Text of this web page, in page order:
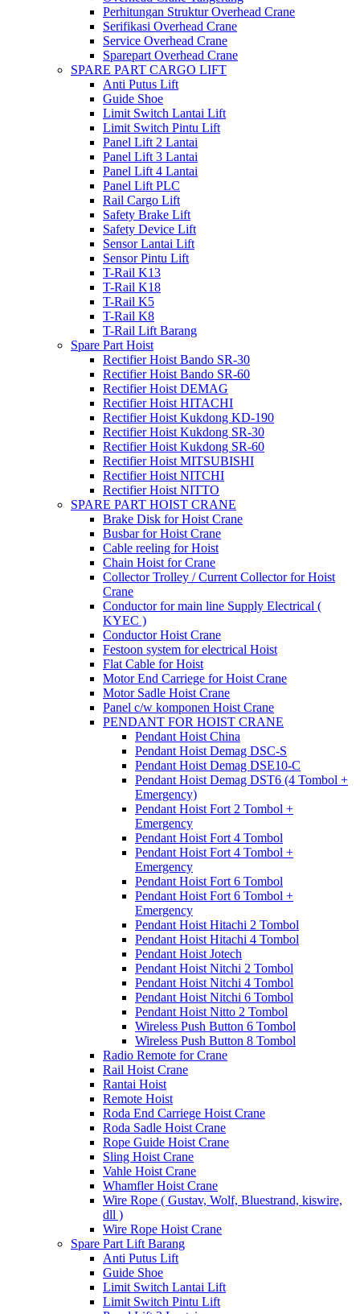
Perhitungan Struktur Overhead Crane
Serifikasi Overhead Crane
Service Overhead Crane
Sparepart Overhead Crane
SPARE PART CARGO LIFT
Anti Putus Lift
Guide Shoe
Limit Switch Lantai Lift
Limit Switch Pintu Lift
Panel Lift 2 Lantai
Panel Lift 3 Lantai
Panel Lift 4 Lantai
Panel Lift PLC
Rail Cargo Lift
Safety Brake Lift
Safety Device Lift
Sensor Lantai Lift
Sensor Pintu Lift
T-Rail K13
T-Rail K18
T-Rail K5
T-Rail K8
T-Rail Lift Barang
Spare Part Hoist
Rectifier Hoist Bando SR-30
Rectifier Hoist Bando SR-60
Rectifier Hoist DEMAG
Rectifier Hoist HITACHI
Rectifier Hoist Kukdong KD-190
Rectifier Hoist Kukdong SR-30
Rectifier Hoist Kukdong SR-60
Rectifier Hoist MITSUBISHI
Rectifier Hoist NITCHI
Rectifier Hoist NITTO
SPARE PART HOIST CRANE
Brake Disk for Hoist Crane
Busbar for Hoist Crane
Cable reeling for Hoist
Chain Hoist for Crane
Collector Trolley / Current Collector for Hoist
Crane
Conductor for main line Supply Electrical (
KYEC )
Conductor Hoist Crane
Festoon system for electrical Hoist
Flat Cable for Hoist
Motor End Carriege for Hoist Crane
Motor Sadle Hoist Crane
Panel c/w komponen Hoist Crane
PENDANT FOR HOIST CRANE
Pendant Hoist China
Pendant Hoist Demag DSC-S
Pendant Hoist Demag DSE10-C
Pendant Hoist Demag DST6 (4 Tombol +
Emergency)
Pendant Hoist Fort 2 Tombol +
Emergency
Pendant Hoist Fort 4 Tombol
Pendant Hoist Fort 4 Tombol +
Emergency
Pendant Hoist Fort 6 Tombol
Pendant Hoist Fort 6 Tombol +
Emergency
Pendant Hoist Hitachi 2 Tombol
Pendant Hoist Hitachi 4 Tombol
Pendant Hoist Jotech
Pendant Hoist Nitchi 2 Tombol
Pendant Hoist Nitchi 4 Tombol
Pendant Hoist Nitchi 6 Tombol
Pendant Hoist Nitto 2 Tombol
Wireless Push Button 6 Tombol
Wireless Push Button 8 Tombol
Radio Remote for Crane
Rail Hoist Crane
Rantai Hoist
Remote Hoist
Roda End Carriege Hoist Crane
Roda Sadle Hoist Crane
Rope Guide Hoist Crane
Sling Hoist Crane
Vahle Hoist Crane
Whamfler Hoist Crane
Wire Rope ( Gustav, Wolf, Bluestrand, kiswire,
dll )
Wire Rope Hoist Crane
Spare Part Lift Barang
Anti Putus Lift
Guide Shoe
Limit Switch Lantai Lift
Limit Switch Pintu Lift